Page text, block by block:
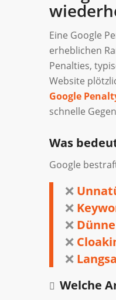
Eine Google
erheblichen
Penalties,
Website
Google
schnelle
Was
Google
❌
❌
❌
❌
❌
Welche